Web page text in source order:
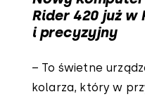
Rider 420 już w
i precyzyjny
– To świetne
kolarza, który w